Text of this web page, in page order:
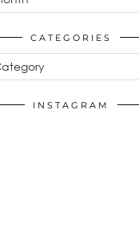
CATEGORIES
INSTAGRAM